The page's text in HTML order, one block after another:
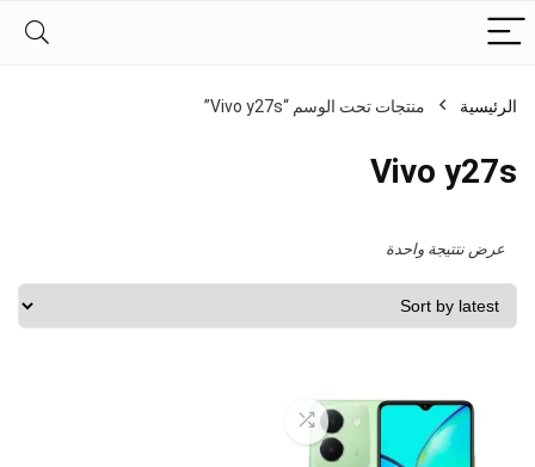
الرئيسية منتجات تحت الوسم “Vivo y27s”
Vivo y27s
عرض نتتيجة واحدة